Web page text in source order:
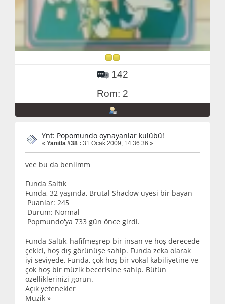
142
Rom: 2
Ynt: Popomundo oynayanlar kulübü!
« Yanıtla #38 : 31 Ocak 2009, 14:36:36 »
vee bu da beniimm
Funda Saltık
Funda, 32 yaşında, Brutal Shadow üyesi bir bayan
Puanlar: 245
Durum: Normal
Popmundo'ya 733 gün önce girdi.
Funda Saltık, hafifmeşrep bir insan ve hoş derecede
çekici, hoş dış görünüşe sahip. Funda zeka olarak
iyi seviyede. Funda, çok hoş bir vokal kabiliyetine ve
çok hoş bir müzik becerisine sahip. Bütün
özelliklerinizi görün.
Açık yetenekler
Müzik »